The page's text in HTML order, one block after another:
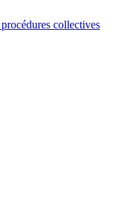
collectives